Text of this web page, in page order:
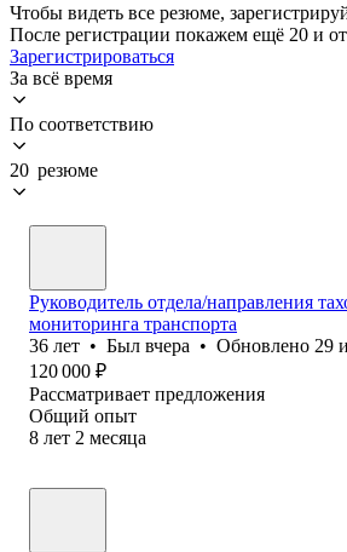
Чтобы видеть все резюме,
После регистрации покажем ещё 20 и
Зарегистрироваться
За всё время
По соответствию
20 резюме
Руководитель отдела/направления
мониторинга транспорта
36 лет • Был вчера • Обновлено 29
120 000 ₽
Рассматривает предложения
Общий опыт
8 лет 2 месяца